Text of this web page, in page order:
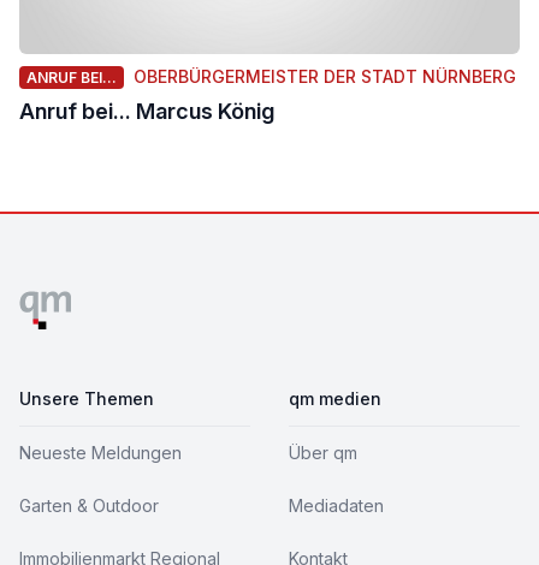
ANRUF BEI... OBERBÜRGERMEISTER DER STADT NÜRNBERG
Anruf bei... Marcus König
Unsere Themen
Neueste Meldungen
Garten & Outdoor
Immobilienmarkt Regional
qm medien
Über qm
Mediadaten
Kontakt